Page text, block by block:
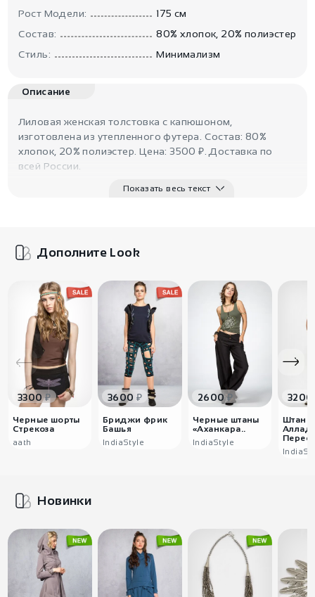
Рост Модели:
175 см
Состав:
80% хлопок, 20% полиэстер
Стиль:
Минимализм
Описание
Лиловая женская толстовка с капюшоном,
изготовлена из утепленного футера. Состав: 80%
хлопок, 20% полиэстер. Цена: 3500 ₽. Доставка по
всей России.
Показать весь текст
Дополните Look
3300₽
Черные шорты
Стрекоза
аath
3600 ₽
Бриджи фрик
Башья
IndiaStyle
2600₽
Черные штаны
«Аханкара..
IndiaStyle
3200
Штаны
Новинки